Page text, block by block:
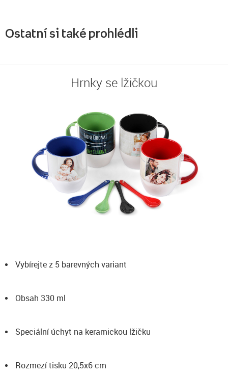
Ostatní si také prohlédli
Hrnky se lžičkou
Vybírejte z 5 barevných variant
Obsah 330 ml
Speciální úchyt na keramickou lžičku
Rozmezí tisku 20,5x6 cm